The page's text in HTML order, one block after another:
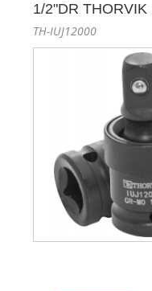
1/2"DR THORVIK
TH-IUJ12000